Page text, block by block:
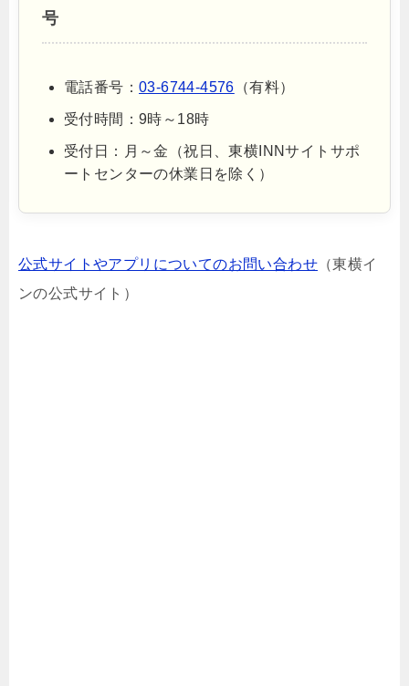
号
電話番号： 03-6744-4576 （有料）
受付時間：9時～18時
受付日：月～金（祝日、東横INNサイトサポ
ートセンターの休業日を除く）
公式サイトやアプリについてのお問い合わせ （東横イ
ンの公式サイト）